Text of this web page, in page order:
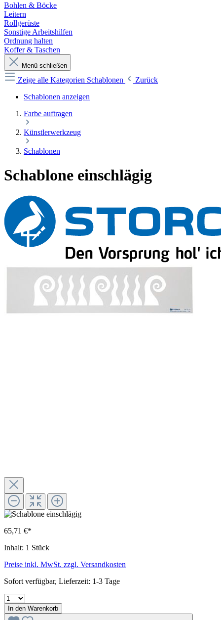
Bohlen & Böcke
Leitern
Rollgerüste
Sonstige Arbeitshilfen
Ordnung halten
Koffer & Taschen
Menü schließen
Zeige alle Kategorien Schablonen
Zurück
Schablonen anzeigen
Farbe auftragen
Künstlerwerkzeug
Schablonen
Schablone einschlägig
65,71 €*
Inhalt: 1 Stück
Preise inkl. MwSt. zzgl. Versandkosten
Sofort verfügbar, Lieferzeit: 1-3 Tage
In den Warenkorb